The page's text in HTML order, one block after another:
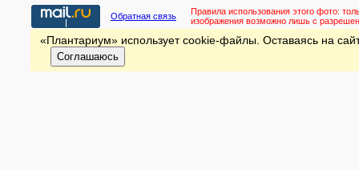
Обратная связь Правила использования этого фото:
изображения возможно лишь с
«Плантариум» использует cookie-файлы. Оставаясь на
Соглашаюсь